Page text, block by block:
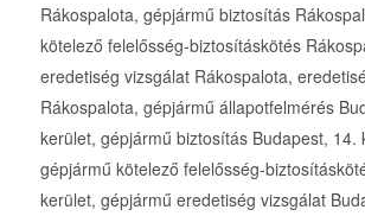
Rákospalota, gépjármű biztosítás
kötelező felelősség-biztosításkötés
eredetiség vizsgálat Rákospalota,
Rákospalota, gépjármű állapotfelmérés
kerület, gépjármű biztosítás Budapest, 14.
gépjármű kötelező felelősség-
kerület, gépjármű eredetiség vizsgálat